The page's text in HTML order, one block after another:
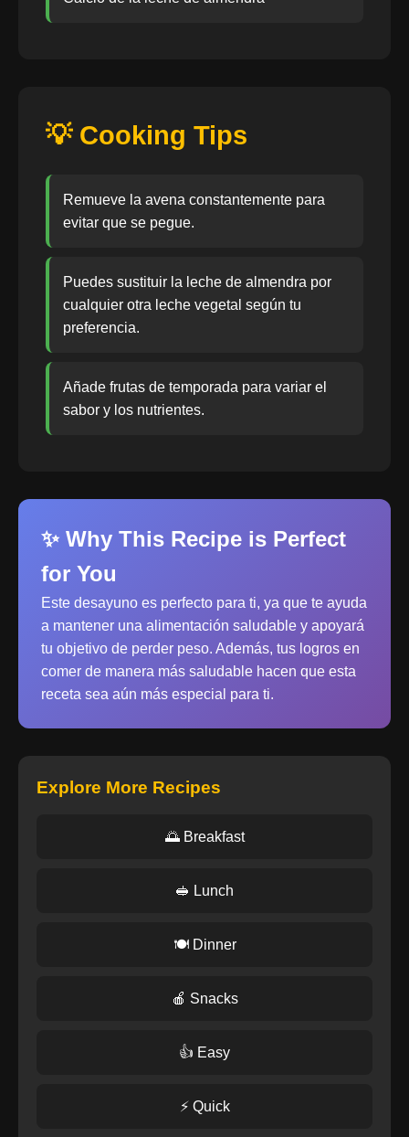
💡 Cooking Tips
Remueve la avena constantemente para
evitar que se pegue.
Puedes sustituir la leche de almendra por
cualquier otra leche vegetal según tu
preferencia.
Añade frutas de temporada para variar el
sabor y los nutrientes.
✨ Why This Recipe is Perfect
for You
Este desayuno es perfecto para ti, ya que te ayuda
a mantener una alimentación saludable y apoyará
tu objetivo de perder peso. Además, tus logros en
comer de manera más saludable hacen que esta
receta sea aún más especial para ti.
Explore More Recipes
🌅 Breakfast
🥪 Lunch
🍽️ Dinner
🍎 Snacks
👍 Easy
⚡ Quick